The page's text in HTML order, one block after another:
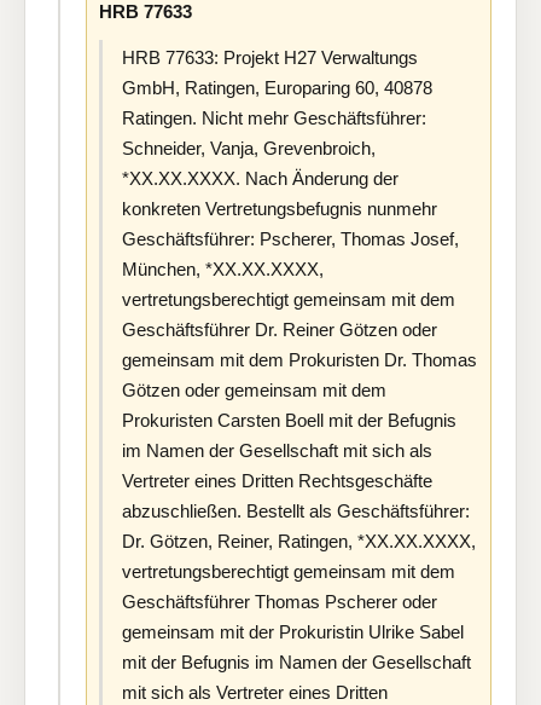
HRB 77633
HRB 77633: Projekt H27 Verwaltungs
GmbH, Ratingen, Europaring 60, 40878
Ratingen. Nicht mehr Geschäftsführer:
Schneider, Vanja, Grevenbroich,
*XX.XX.XXXX. Nach Änderung der
konkreten Vertretungsbefugnis nunmehr
Geschäftsführer: Pscherer, Thomas Josef,
München, *XX.XX.XXXX,
vertretungsberechtigt gemeinsam mit dem
Geschäftsführer Dr. Reiner Götzen oder
gemeinsam mit dem Prokuristen Dr. Thomas
Götzen oder gemeinsam mit dem
Prokuristen Carsten Boell mit der Befugnis
im Namen der Gesellschaft mit sich als
Vertreter eines Dritten Rechtsgeschäfte
abzuschließen. Bestellt als Geschäftsführer:
Dr. Götzen, Reiner, Ratingen, *XX.XX.XXXX,
vertretungsberechtigt gemeinsam mit dem
Geschäftsführer Thomas Pscherer oder
gemeinsam mit der Prokuristin Ulrike Sabel
mit der Befugnis im Namen der Gesellschaft
mit sich als Vertreter eines Dritten